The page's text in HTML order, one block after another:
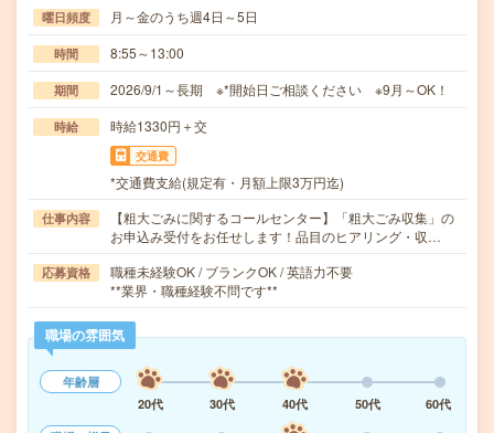
曜日頻度 月～金のうち週4日～5日
時間 8:55～13:00
期間 2026/9/1～長期 ※*開始日ご相談ください ※9月～OK！
時給 時給1330円＋交
交通費
*交通費支給(規定有・月額上限3万円迄)
仕事内容
【粗大ごみに関するコールセンター】「粗大ごみ収集」の
お申込み受付をお任せします！品目のヒアリング・収…
応募資格
職種未経験OK / ブランクOK / 英語力不要
**業界・職種経験不問です**
職場の雰囲気
年齢層
20代
30代 40代 50代
60代